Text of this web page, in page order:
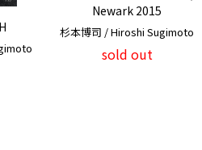
Newark 2015
杉本博司 / Hiroshi Sugimoto
sold out